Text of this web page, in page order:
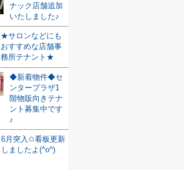
ナック店舗追加
いたしました♪
★サロンなどにも
おすすめな店舗事
務所テナント★
◆新着物件◆セ
ンタープラザ1
階物販向きテナ
ント募集中です
♪
6月突入✩看板更新
しましたよ(^o^)